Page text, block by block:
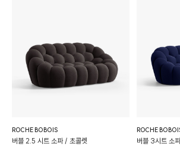
ROCHE BOBOIS
버블 2.5 시트 소파 / 초콜렛
ROCHE
버블 3시트 소